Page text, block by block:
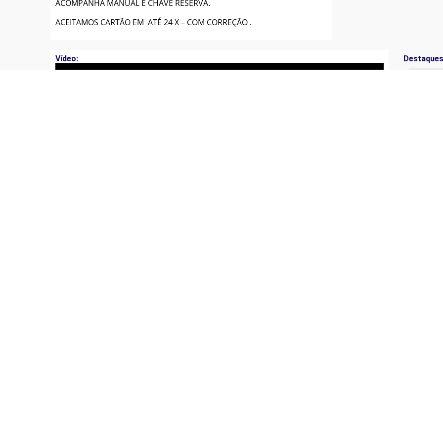
ACOMPANHA MANUAL E CHAVE RESERVA.
ACEITAMOS CARTÃO EM ATÉ 24 X – COM CORREÇÃO .
Vídeo: